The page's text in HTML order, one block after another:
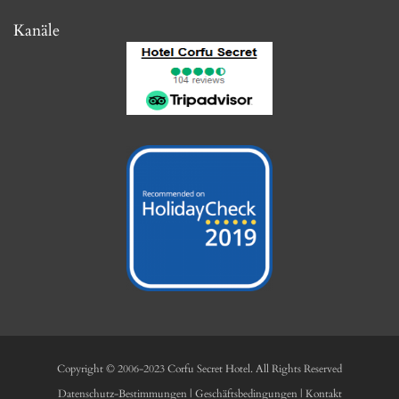
pulita così come il bagno dell'hotel e l'hotel stesso. Ogni giorno sistemano le camere
e puliscono il bagno. La colazione è molto buona e varia, l'unica cosa che consiglio e
di aggiungere i cornetti; in più èanche con vista sul mare Noi non beviamo latte
freddo e ogni giorno gentilmente e gratuitamente ce lo preparavano e abbiamo
apprezzato molto I proprietari sono stati sempre gentilissimi per tutta la durata del
soggiorno e ci hanno riservato anche un parcheggio per il nostro scooter. Le camere
hanno anche un balconcino con sedie e tavolino e una vista su ipsos L'hotel ha
porta a Corfù town Se dovessi ritornare a Corfù ritornerei in questo hotel senza
We had a shaky start to our week's stay, but could not have been met with nicer,
more eager to please staff who made every effort to get us back on track. We arrived
day out on the beach. The room is well appointed, beds are super comfortable. The
Kanäle
Copyright © 2006-2023 Corfu Secret Hotel. All Rights Reserved
Datenschutz-Bestimmungen| Geschäftsbedingungen| Kontakt